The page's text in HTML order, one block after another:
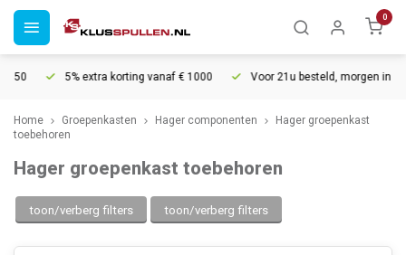
0
5% extra korting vanaf € 1000 Voor 21u besteld, morgen in huis*
Home Groepenkasten Hager componenten
Hager groepenkast
toebehoren
Hager groepenkast toebehoren
toon/verberg filters toon/verberg filters